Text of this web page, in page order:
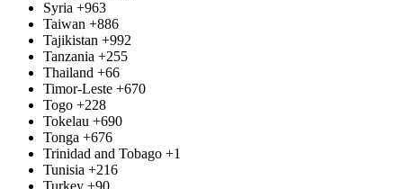
Syria +963
Taiwan +886
Tajikistan +992
Tanzania +255
Thailand +66
Timor-Leste +670
Togo +228
Tokelau +690
Tonga +676
Trinidad and Tobago +1
Tunisia +216
Turkey +90